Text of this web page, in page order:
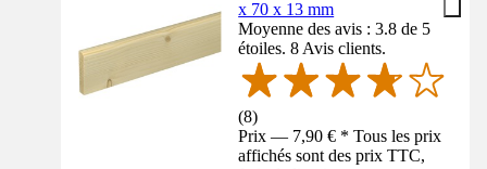
x 70 x 13 mm
Moyenne des avis : 3.8 de 5
étoiles. 8 Avis clients.
(8)
Prix — 7,90 € * Tous les prix
affichés sont des prix TTC,